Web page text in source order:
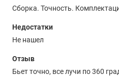
Сборка. Точность.
Недостатки
Не нашел
Отзыв
Бьет точно, все лучи по 360